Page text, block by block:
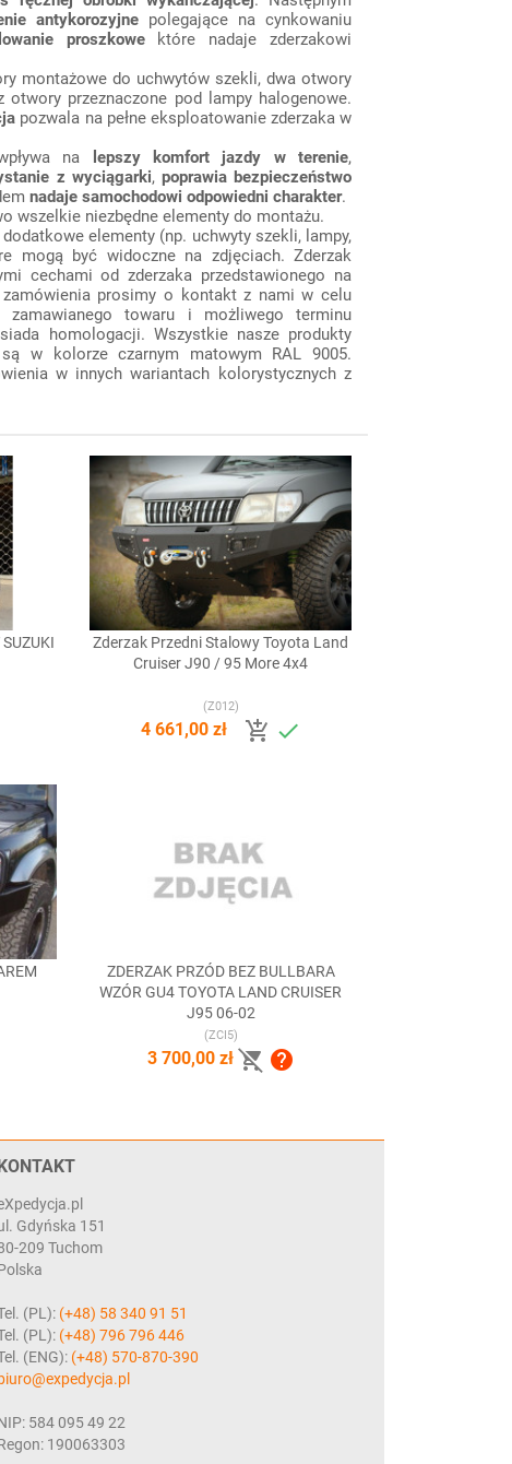
antykorozyjne polegające na cynkowaniu
proszkowektóre nadaje zderzakowi
montażowe do uchwytów szekli, dwa otwory
przeznaczone pod lampy halogenowe.
pozwala na pełne eksploatowanie zderzaka w
na
lepszy komfort jazdy w terenie,
z wyciągarki, poprawia bezpieczeństwo
nadaje samochodowi odpowiedni charakter.
wszelkie niezbędne elementy do montażu.
elementy (np. uchwyty szekli, lampy,
mogą być widoczne na zdjęciach. Zderzak
cechami od zderzaka przedstawionego na
zamówienia prosimy o kontakt z nami w celu
zamawianego towaru i możliwego terminu
homologacji. Wszystkie nasze produkty
w kolorze czarnym matowym RAL 9005.
w innych wariantach kolorystycznych z
Szybki podgląd
Zderzak Przedni Stalowy Toyota Land
Cruiser J90 / 95 More 4x4
(Z012)
4 661,00 zł  
Szybki podgląd
ZDERZAK PRZÓD BEZ BULLBARA
WZÓR GU4 TOYOTA LAND CRUISER
J95 06-02
(ZCI5)
3 700,00 zł  
Gdyńska 151
209 Tuchom
(PL): (+48) 58 340 91 51
(PL): (+48) 796 796 446
(ENG): (+48) 570-870-390
biuro@expedycja.pl
584 095 49 22
190063303